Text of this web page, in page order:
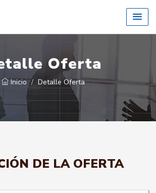
Oferta
Inicio Detalle Oferta
DE LA OFERTA